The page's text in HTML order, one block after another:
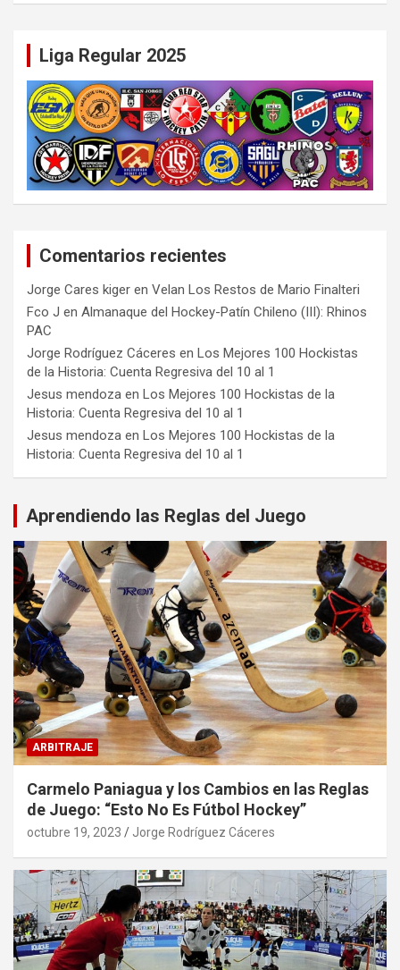
Liga Regular 2025
Comentarios recientes
Jorge Cares kiger en Velan Los Restos de Mario Finalteri
Fco J en Almanaque del Hockey-Patín Chileno (III): Rhinos
PAC
Jorge Rodríguez Cáceres en Los Mejores 100 Hockistas
de la Historia: Cuenta Regresiva del 10 al 1
Jesus mendoza en Los Mejores 100 Hockistas de la
Historia: Cuenta Regresiva del 10 al 1
Jesus mendoza en Los Mejores 100 Hockistas de la
Historia: Cuenta Regresiva del 10 al 1
Aprendiendo las Reglas del Juego
ARBITRAJE
Carmelo Paniagua y los Cambios en las Reglas
de Juego: “Esto No Es Fútbol Hockey”
octubre 19, 2023 Jorge Rodríguez Cáceres